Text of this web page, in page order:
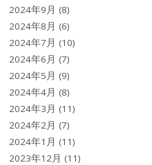
2024年9月 (8)
2024年8月 (6)
2024年7月 (10)
2024年6月 (7)
2024年5月 (9)
2024年4月 (8)
2024年3月 (11)
2024年2月 (7)
2024年1月 (11)
2023年12月 (11)